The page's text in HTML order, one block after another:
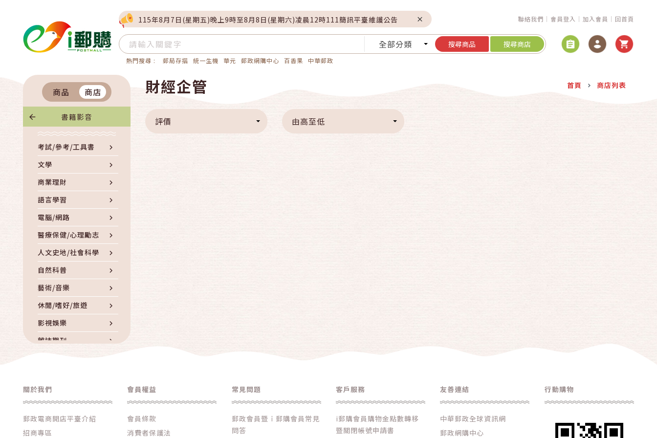
115年8月7日(星期五)晚上9時至8月8日(星期六)凌晨12時111簡訊平臺維護公告 聯絡我們 會員登入 加入會員 回首頁
全部分類 搜尋商品 搜尋商店
熱門搜尋 : 郵局存摺 統一生機 華元 郵政網購中心 百香果 中華郵政
商品 商店
書籍影音
考試/參考/工具書
文學
商業理財
語言學習
電腦/網路
醫療保健/心理勵志
人文史地/社會科學
自然科普
藝術/音樂
休閒/嗜好/旅遊
影視娛樂
雜誌期刊
童書/青少年/親子
人物傳記
其他書籍/雜誌/影音
財經企管 首頁 商店列表
評價 由高至低
關於我們
郵政電商開店平臺介紹
招商專區
會員權益
會員條款
消費者保護法
常見問題
郵政會員暨ｉ郵購會員常見
問答
客戶服務
i郵購會員購物金點數轉移
暨關閉帳號申請書
友善連結
中華郵政全球資訊網
郵政網購中心
行動購物